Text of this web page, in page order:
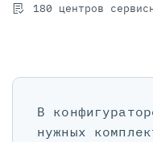
180 центров
В
нужных